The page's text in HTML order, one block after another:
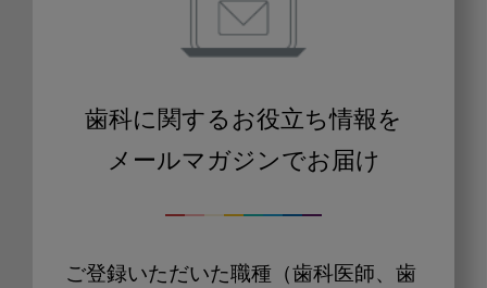
歯科に関するお役立ち情報を
メールマガジンでお届け
ご登録いただいた職種（歯科医師、歯